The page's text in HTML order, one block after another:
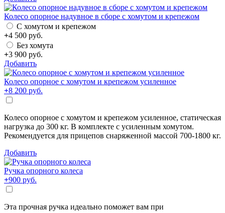
Колесо опорное надувное в сборе с хомутом и крепежом
С хомутом и крепежом
+4 500 руб.
Без хомута
+3 900 руб.
Добавить
Колесо опорное с хомутом и крепежом усиленное
+8 200 руб.
Колесо опорное с хомутом и крепежом усиленное, статическая
нагрузка до 300 кг. В комплекте с усиленным хомутом.
Рекомендуется для прицепов снаряженной массой 700-1800 кг.
Добавить
Ручка опорного колеса
+900 руб.
Эта прочная ручка идеально поможет вам при